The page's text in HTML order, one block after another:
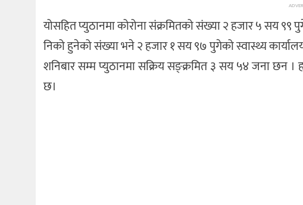
योसहित प्युठानमा कोरोना संक्रमितको संख्या २ हजार ५ सय ९९
निको हुनेको संख्या भने २ हजार १ सय ९७ पुगेको स्वास्थ्य
शनिबार सम्म प्युठानमा सक्रिय सङ्क्रमित ३ सय ५४ जना छन
छ।